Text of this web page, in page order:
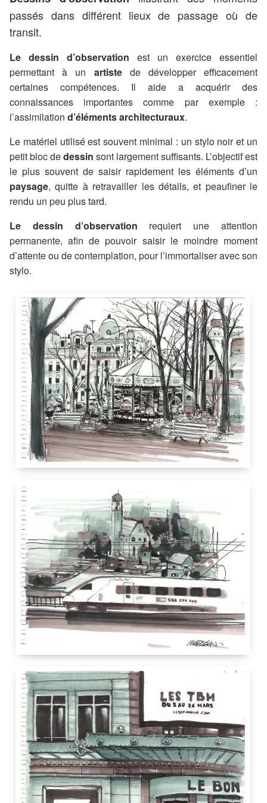
passés dans différent lieux de passage où de
transit.
Le dessin d’observation est un exercice essentiel
permettant à un artistede développer efficacement
certaines compétences. Il aide a acquérir des
connaissances importantes comme par exemple :
l’assimilation d’éléments architecturaux.
Le matériel utilisé est souvent minimal : un stylo noir et un
petit bloc dedessin sont largement suffisants. L’objectif est
le plus souvent de saisir rapidement les éléments d’un
paysage, quitte à retravailler les détails, et peaufiner le
rendu un peu plus tard.
Le dessin d’observation requiert une attention
permanente, afin de pouvoir saisir le moindre moment
d’attente ou de contemplation, pour l’immortaliser avec son
stylo.
12.5 cm
Lausanne